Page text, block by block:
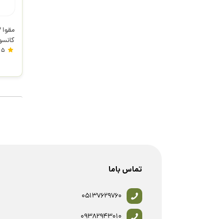
تماس باما
05137629760
09382943010